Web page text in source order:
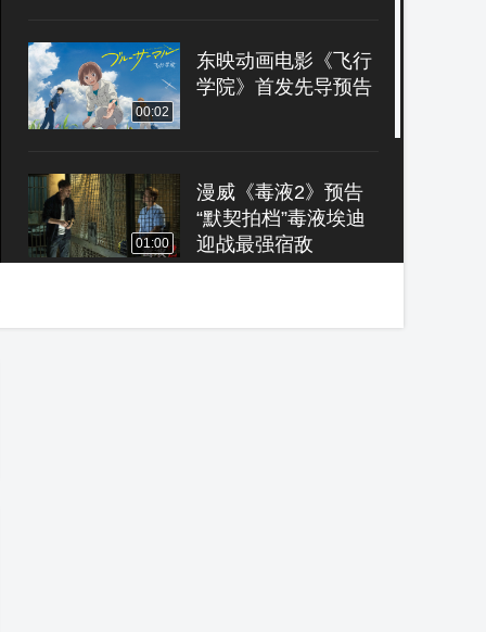
00:02
东映动画电影《飞行
学院》首发先导预告
01:00
漫威《毒液2》预告
“默契拍档”毒液埃迪
迎战最强宿敌
《007无暇赴死》终